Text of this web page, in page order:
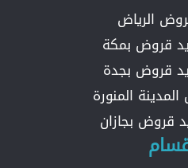
الرياض
قروض بمكة
قروض بجدة
المنورة
قروض بجازان